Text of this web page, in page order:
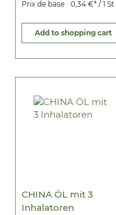
Prix de base : 0,34 €* / 1 St
Add to shopping cart
CHINA ÖL mit 3
Inhalatoren